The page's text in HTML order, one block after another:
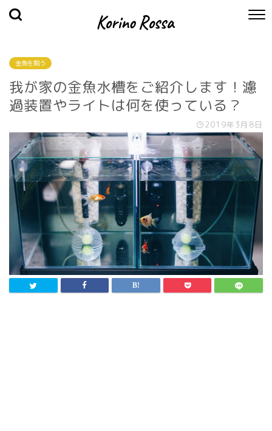
金魚を飼う
我が家の金魚水槽をご紹介します！濾
過装置やライトは何を使っている？
2019年3月8日